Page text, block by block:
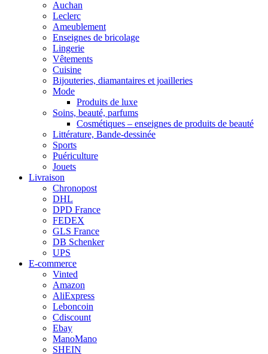
Auchan
Leclerc
Ameublement
Enseignes de bricolage
Lingerie
Vêtements
Cuisine
Bijouteries, diamantaires et joailleries
Mode
Produits de luxe
Soins, beauté, parfums
Cosmétiques – enseignes de produits de beauté
Littérature, Bande-dessinée
Sports
Puériculture
Jouets
Livraison
Chronopost
DHL
DPD France
FEDEX
GLS France
DB Schenker
UPS
E-commerce
Vinted
Amazon
AliExpress
Leboncoin
Cdiscount
Ebay
ManoMano
SHEIN